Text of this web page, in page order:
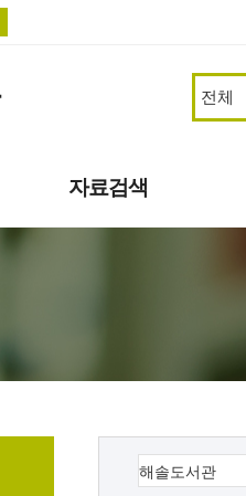
자료검색
멀티미디어자료
희망도서신청